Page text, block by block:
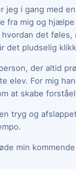
jeg i gang med
fra mig og
det føles,
det pludselig
der altid
elev. For mig
at skabe
tryg og
min